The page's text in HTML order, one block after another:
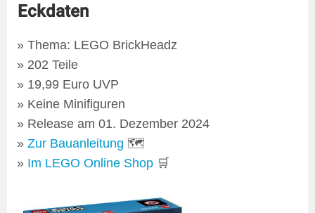
Eckdaten
Thema: LEGO BrickHeadz
202 Teile
19,99 Euro UVP
Keine Minifiguren
Release am 01. Dezember 2024
Zur Bauanleitung 🗺
Im LEGO Online Shop 🛒